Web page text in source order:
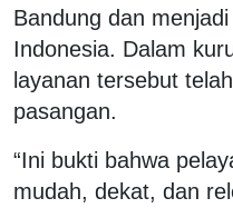
Bandung dan
Indonesia. Dalam
layanan tersebut
pasangan.
“Ini bukti bahwa
mudah, dekat, dan